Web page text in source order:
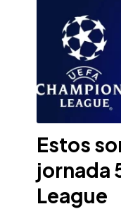
Estos
jornada
League